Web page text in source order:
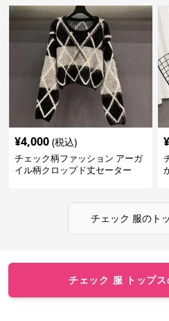
¥4,000 (税込)
チェック柄ファッション アーガ
イル柄クロップド丈セーター
¥
チェック 服のト
チェック 服 トップ